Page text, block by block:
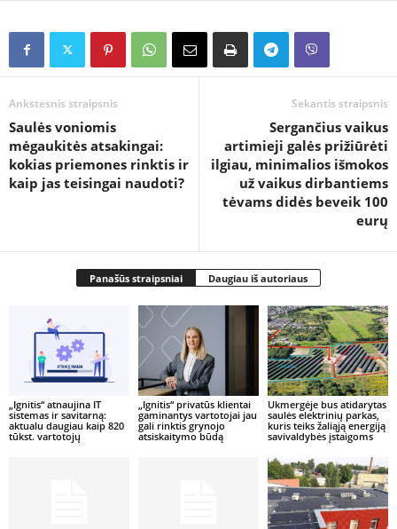
Ankstesnis straipsnis
Saulės voniomis
mėgaukitės atsakingai:
kokias priemones rinktis ir
kaip jas teisingai naudoti?
Sekantis straipsnis
Sergančius vaikus
artimieji galės prižiūrėti
ilgiau, minimalios išmokos
už vaikus dirbantiems
tėvams didės beveik 100
eurų
Panašūs straipsniai Daugiau iš autoriaus
„Ignitis“ atnaujina IT
sistemas ir savitarną:
aktualu daugiau kaip 820
tūkst. vartotojų
„Ignitis“ privatūs klientai
gaminantys vartotojai jau
gali rinktis grynojo
atsiskaitymo būdą
Ukmergėje bus atidarytas
saulės elektrinių parkas,
kuris teiks žaliąją energiją
savivaldybės įstaigoms